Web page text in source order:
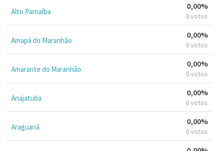
Alto Parnaíba
0,00%
0 votos
Amapá do Maranhão
0,00%
0 votos
Amarante do Maranhão
0,00%
0 votos
Anajatuba
0,00%
0 votos
Araguanã
0,00%
0 votos